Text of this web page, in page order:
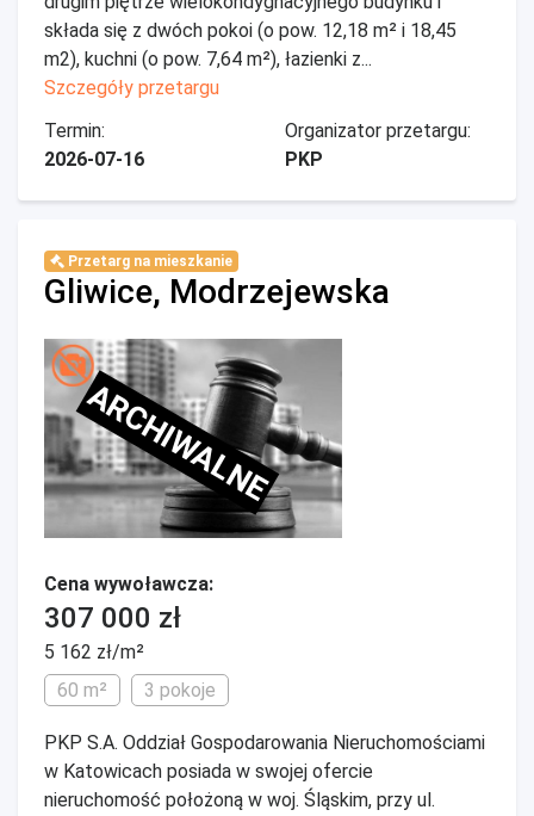
składa się z dwóch pokoi (o pow. 12,18 m² i 18,45
m2), kuchni (o pow. 7,64 m²), łazienki z...
Szczegóły przetargu
Termin:
2026-07-16
Organizator przetargu:
PKP
Przetarg na mieszkanie
Gliwice, Modrzejewska
ARCHIWALNE
Cena wywoławcza:
307 000 zł
5 162 zł/m²
60 m²
3 pokoje
PKP S.A. Oddział Gospodarowania Nieruchomościami
w Katowicach posiada w swojej ofercie
nieruchomość położoną w woj. Śląskim, przy ul.